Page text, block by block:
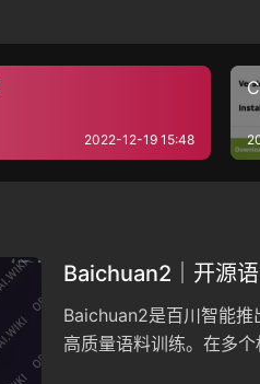
2022-12-19 15:48
Baichuan2｜开源
Baichuan2是百川智能
高质量语料训练。在多